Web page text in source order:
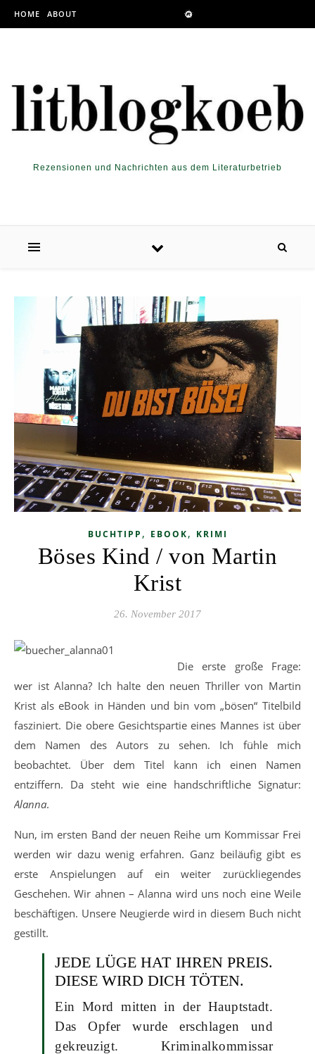
Skip to content
HOME ABOUT
Rezensionen und Nachrichten aus dem Literaturbetrieb
BUCHTIPP , EBOOK, KRIMI
Böses Kind / von Martin
Krist
26. November 2017
Die erste große Frage:
wer ist Alanna? Ich halte den neuen Thriller von Martin
Krist als eBook in Händen und bin vom „bösen“ Titelbild
fasziniert. Die obere Gesichtspartie eines Mannes ist über
dem Namen des Autors zu sehen. Ich fühle mich
beobachtet. Über dem Titel kann ich einen Namen
entziffern. Da steht wie eine handschriftliche Signatur:
Alanna.
Nun, im ersten Band der neuen Reihe um Kommissar Frei
werden wir dazu wenig erfahren. Ganz beiläufig gibt es
erste Anspielungen auf ein weiter zurückliegendes
Geschehen. Wir ahnen – Alanna wird uns noch eine Weile
beschäftigen. Unsere Neugierde wird in diesem Buch nicht
gestillt.
JEDE LÜGE HAT IHREN PREIS.
DIESE WIRD DICH TÖTEN.
Ein Mord mitten in der Hauptstadt.
Das Opfer wurde erschlagen und
gekreuzigt. Kriminalkommissar